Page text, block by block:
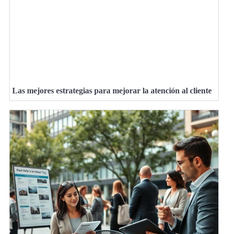
Las mejores estrategias para mejorar la atención al cliente